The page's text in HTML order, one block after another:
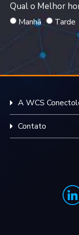
Qual o Melhor
Manhã Tarde
A WCS
Contato